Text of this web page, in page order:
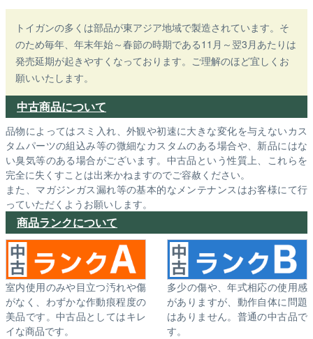
トイガンの多くは部品が東アジア地域で製造されています。そ
のため毎年、年末年始～春節の時期である11月～翌3月あたりは
発売延期が起きやすくなっております。ご理解のほど宜しくお
願いいたします。
中古商品について
品物によってはスミ入れ、外観や初速に大きな変化を与えないカス
タムパーツの組込み等の微細なカスタムのある場合や、新品にはな
い臭気等のある場合がございます。中古品という性質上、これらを
完全に失くすことは出来かねますのでご容赦ください。
また、マガジンガス漏れ等の基本的なメンテナンスはお客様にて行
っていただくようお願いします。
商品ランクについて
室内使用のみや目立つ汚れや傷
がなく、わずかな作動痕程度の
美品です。中古品としてはキレ
イな商品です。
多少の傷や、年式相応の使用感
がありますが、動作自体に問題
はありません。普通の中古品で
す。